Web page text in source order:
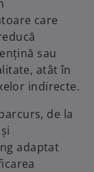
care
sau
atât în
indirecte.
de la
adaptat